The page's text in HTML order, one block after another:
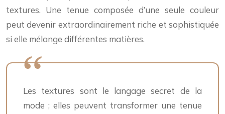
textures. Une tenue composée d’une seule couleur
peut devenir extraordinairement riche et sophistiquée
si elle mélange différentes matières.
Les textures sont le langage secret de la
mode ; elles peuvent transformer une tenue